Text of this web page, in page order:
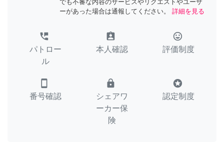
でも不審な内容のサービスやリクエストやユーザ
ーがあった場合は通報してください。
詳細を見る
perm_phone_msg
パトロー
ル
assignment_ind
本人確認
tag_faces
評価制度
smartphone
番号確認
lock
シェアワ
ーカー保
険
stars
認定制度